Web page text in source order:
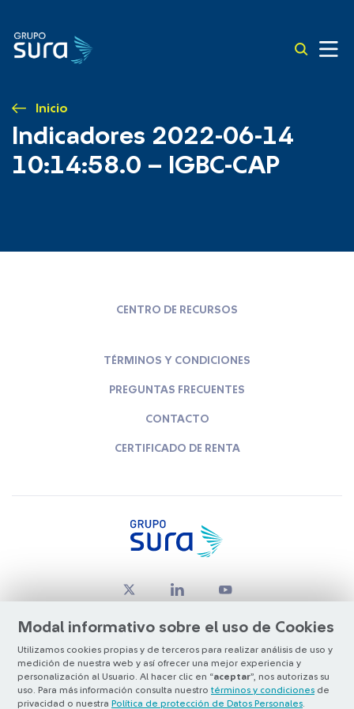
Inicio
Indicadores 2022-06-14
10:14:58.0 – IGBC-CAP
Modal informativo sobre el uso de Cookies
Utilizamos cookies propias y de terceros para realizar análisis de uso y
medición de nuestra web y así ofrecer una mejor experiencia y
personalización al Usuario. Al hacer clic en “aceptar”, nos autorizas su
uso. Para más información consulta nuestro términos y condiciones de
privacidad o nuestra Política de protección de Datos Personales
CENTRO DE RECURSOS
TÉRMINOS Y CONDICIONES
PREGUNTAS FRECUENTES
CONTACTO
CERTIFICADO DE RENTA
© Copyright Grupo SURA 2026